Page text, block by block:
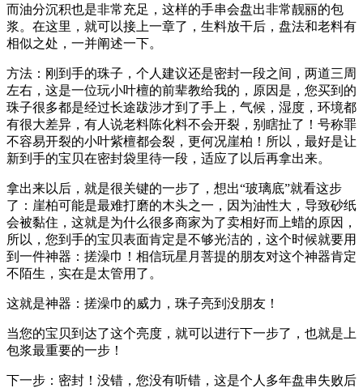
而油分沉积也是非常充足，这样的手串会盘出非常靓丽的包
浆。在这里，就可以接上一章了，生料放干后，盘法和老料有
相似之处，一并阐述一下。
方法：刚到手的珠子，个人建议还是密封一段之间，两道三周
左右，这是一位玩小叶檀的前辈教给我的，原因是，您买到的
珠子很多都是经过长途跋涉才到了手上，气候，湿度，环境都
有很大差异，有人说老料陈化料不会开裂，别瞎扯了！号称罪
不容易开裂的小叶紫檀都会裂，更何况崖柏！所以，最好是让
新到手的宝贝在密封袋里待一段，适应了以后再拿出来。
拿出来以后，就是很关键的一步了，想出“玻璃底”就看这步
了：崖柏可能是最难打磨的木头之一，因为油性大，导致砂纸
会被黏住，这就是为什么很多商家为了卖相好而上蜡的原因，
所以，您到手的宝贝表面肯定是不够光洁的，这个时候就要用
到一件神器：搓澡巾！相信玩星月菩提的朋友对这个神器肯定
不陌生，实在是太管用了。
这就是神器：搓澡巾的威力，珠子亮到没朋友！
当您的宝贝到达了这个亮度，就可以进行下一步了，也就是上
包浆最重要的一步！
下一步：密封！没错，您没有听错，这是个人多年盘串失败后